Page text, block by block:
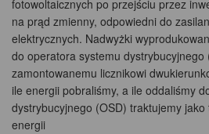
fotowoltaicznych po przejściu przez
na prąd zmienny, odpowiedni do
elektrycznych. Nadwyżki
do operatora systemu dystrybucyjnego
zamontowanemu licznikowi
ile energii pobraliśmy, a ile oddaliśmy
dystrybucyjnego (OSD) traktujemy jako
energii